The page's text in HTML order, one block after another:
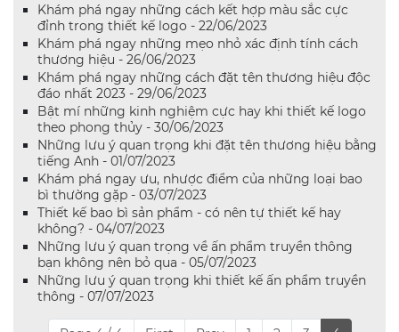
Khám phá ngay những cách kết hợp màu sắc cực
đỉnh trong thiết kế logo - 22/06/2023
Khám phá ngay những mẹo nhỏ xác định tính cách
thương hiệu - 26/06/2023
Khám phá ngay những cách đặt tên thương hiệu độc
đáo nhất 2023 - 29/06/2023
Bật mí những kinh nghiệm cực hay khi thiết kế logo
theo phong thủy - 30/06/2023
Những lưu ý quan trọng khi đặt tên thương hiệu bằng
tiếng Anh - 01/07/2023
Khám phá ngay ưu, nhược điểm của những loại bao
bì thường gặp - 03/07/2023
Thiết kế bao bì sản phẩm - có nên tự thiết kế hay
không? - 04/07/2023
Những lưu ý quan trọng về ấn phẩm truyền thông
bạn không nên bỏ qua - 05/07/2023
Những lưu ý quan trọng khi thiết kế ấn phẩm truyền
thông - 07/07/2023